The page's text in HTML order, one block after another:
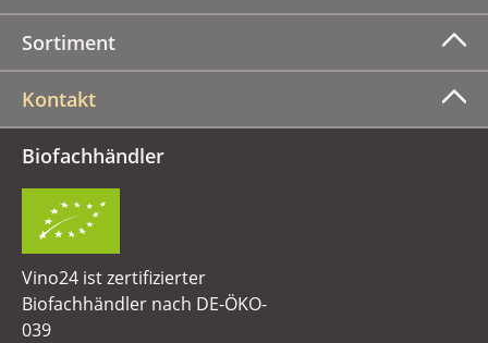
Sortiment
Kontakt
Biofachhändler
Vino24 ist zertifizierter
Biofachhändler nach DE-ÖKO-
039